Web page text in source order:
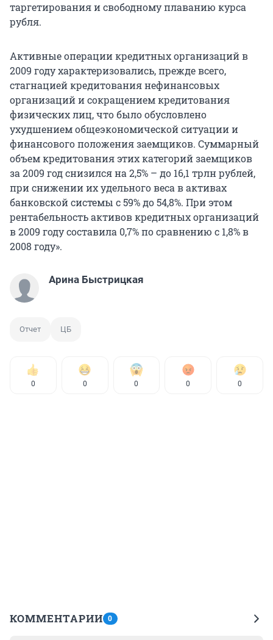
таргетирования и свободному плаванию курса
рубля.
Активные операции кредитных организаций в
2009 году характеризовались, прежде всего,
стагнацией кредитования нефинансовых
организаций и сокращением кредитования
физических лиц, что было обусловлено
ухудшением общеэкономической ситуации и
финансового положения заемщиков. Суммарный
объем кредитования этих категорий заемщиков
за 2009 год снизился на 2,5% – до 16,1 трлн рублей,
при снижении их удельного веса в активах
банковской системы с 59% до 54,8%. При этом
рентабельность активов кредитных организаций
в 2009 году составила 0,7% по сравнению с 1,8% в
2008 году».
Арина Быстрицкая
Отчет ЦБ
0 0 0 0 0
КОММЕНТАРИИ 0